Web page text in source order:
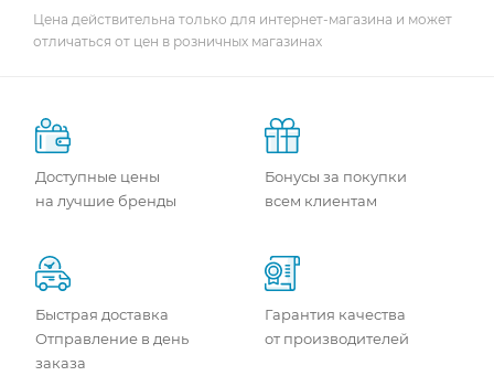
Цена действительна только для интернет-магазина и может
отличаться от цен в розничных магазинах
Доступные цены
на лучшие бренды
Бонусы за покупки
всем клиентам
Быстрая доставка
Отправление в день
заказа
Гарантия качества
от производителей